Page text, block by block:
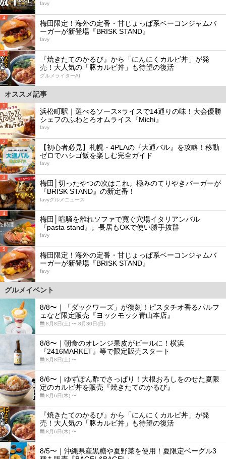
favy
4
梅田限定！海外の定番・甘じょっぱ系ベーコンジャムバ
ーガーが新登場『BRISK STAND』
favy
5
『焼きたてのかるび』から「にんにくカルビ丼」が発
売！大人気の「豚カルビ丼」も待望の復活
グルメライターAI
オススメ記事
1
浜松町駅｜選べるソース×ライスで14通りの味！大会優勝
シェフのふわとろオムライス『Michi』
favy
2
【初心者必見】札幌・4PLAの『大通バル』を攻略！移動
ゼロでハシゴ飯を楽しむ完全ガイド
favy
3
梅田│切ったやつの次はこれ。極みのてりやきバーガーが
『BRISK STAND』の新定番！
favyグルメニュース
4
梅田│喧騒を離れソファで寛ぐ穴場イタリアンバル
『pasta stand』。長居もOKで使い勝手抜群
favy
5
梅田限定！海外の定番・甘じょっぱ系ベーコンジャムバ
ーガーが新登場『BRISK STAND』
favy
グルメイベント
8/8〜｜「ダックワーズ」が復刻！ピスタチオ香るパルフ
ェなど限定販売『ヨックモック青山本店』
8月8日(土) 〜 8月30日(日)
8/8〜｜朝食のオレンジ果皮がビールに！横浜
『2416MARKET』等で限定販売スタート
8月8日(土) 〜
8/6〜｜ゆずぽん酢でさっぱり！大根おろしをのせた夏限
定のカルビ丼を販売『焼きたてのかるび』
8月6日(木) 〜
『焼きたてのかるび』から「にんにくカルビ丼」が発
売！大人気の「豚カルビ丼」も待望の復活
8月6日(木) 〜
8/5〜｜沖縄県産黒糖や夏野菜を使用！夏限定ベーグル3